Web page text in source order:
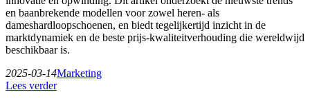
en baanbrekende modellen voor zowel heren- als
dameshardloopschoenen, en biedt tegelijkertijd inzicht in de
marktdynamiek en de beste prijs-kwaliteitverhouding die wereldwijd
beschikbaar is.
2025-03-14Marketing
Lees verder